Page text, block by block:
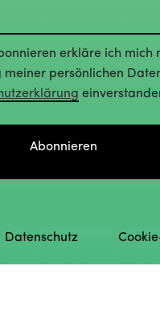
erkläre ich mich
meiner persönlichen
Abonnieren
Datenschutz